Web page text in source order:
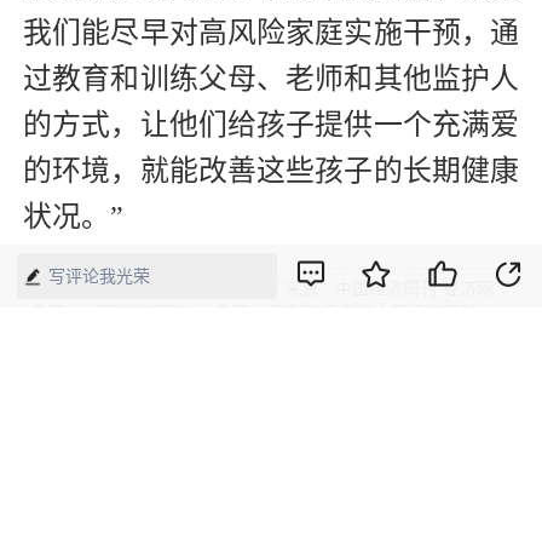
我们能尽早对高风险家庭实施干预，通
过教育和训练父母、老师和其他监护人
的方式，让他们给孩子提供一个充满爱
的环境，就能改善这些孩子的长期健康
状况。”
版权声明：本网所有内容，凡注明“来源：中国经济周刊-经济网”、
写评论我光荣